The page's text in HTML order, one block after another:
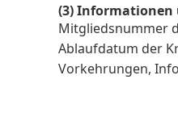
(3) Informationen
Mitgliedsnummer
Ablaufdatum der
Vorkehrungen,